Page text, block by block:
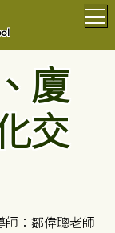
廈
交
師：鄒偉聰老師